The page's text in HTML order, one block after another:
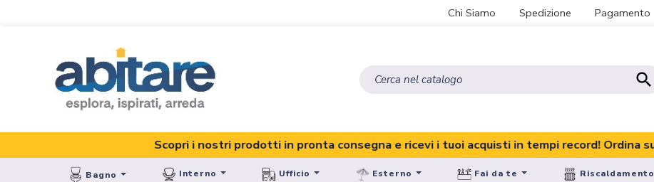
Chi Siamo Spedizione Pagamento

Scopri i nostri prodotti in pronta consegna e ricevi i tuoi acquisti in tempi record! Ordina subito!
Bagno Interno Ufficio Esterno Fai da te Riscaldamento